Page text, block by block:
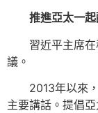
推進亞太一
習近平主席
議。
2013年以來
主要講話。提倡